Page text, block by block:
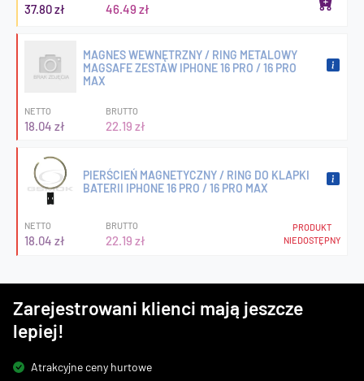
37.80 zł 46.49 zł
MAGNES WEWNĘTRZNY / RING METALOWY
MAGSAFE ZESTAW IPHONE 16 PRO / 16 PRO
MAX
NETTO
18.04 zł
BRUTTO
22.19 zł
PIERŚCIEŃ MAGNETYCZNY / RING DO KLAPKI
BATERII IPHONE 16 PRO / 16 PRO MAX
NETTO
18.04 zł
BRUTTO
22.19 zł
PRODUKT
NIEDOSTĘPNY
Zarejestrowani klienci mają jeszcze
lepiej!
Atrakcyjne ceny hurtowe